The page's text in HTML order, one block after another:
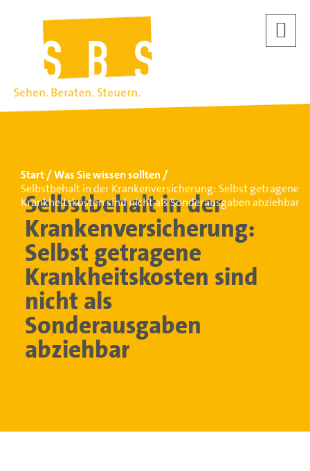
Start
Was Sie wissen sollten
Selbstbehalt in der Krankenversicherung: Selbst getragene
Krankheitskosten sind nicht als Sonderausgaben abziehbar
Selbstbehalt in der
Krankenversicherung:
Selbst getragene
Krankheitskosten sind
nicht als
Sonderausgaben
abziehbar